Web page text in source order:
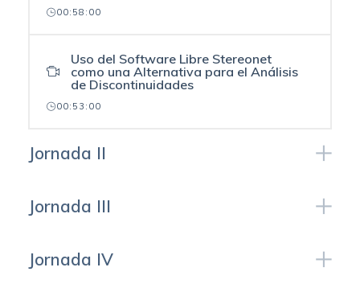
00:58:00
Uso del Software Libre Stereonet
como una Alternativa para el Análisis
de Discontinuidades
00:53:00
Jornada II
Jornada III
Jornada IV